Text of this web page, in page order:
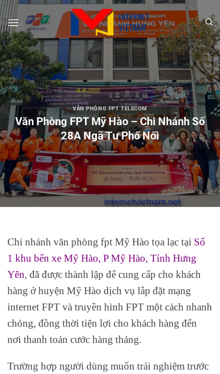
Chuyển
đến
nội
dung
VĂN PHÒNG FPT TELECOM
Văn Phòng FPT Mỹ Hào – Chi Nhánh Số
28A Ngã Tư Phố Nối
Chi nhánh văn phòng fpt Mỹ Hào tọa lạc tại Số
1 khu bến xe Mỹ Hào, P Mỹ Hào, Tỉnh Hưng
Yên, đã được thành lập để cung cấp cho khách
hàng ở huyện Mỹ Hào dịch vụ lắp đặt mạng
internet FPT và truyền hình FPT một cách nhanh
chóng, đồng thời tiện lợi cho khách hàng đến
nơi thanh toán cước hàng tháng.
Trường hợp người dùng muốn trải nghiệm trước